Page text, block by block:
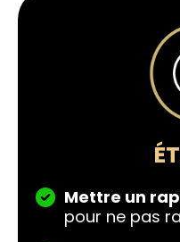
Mettre un
pour ne pas